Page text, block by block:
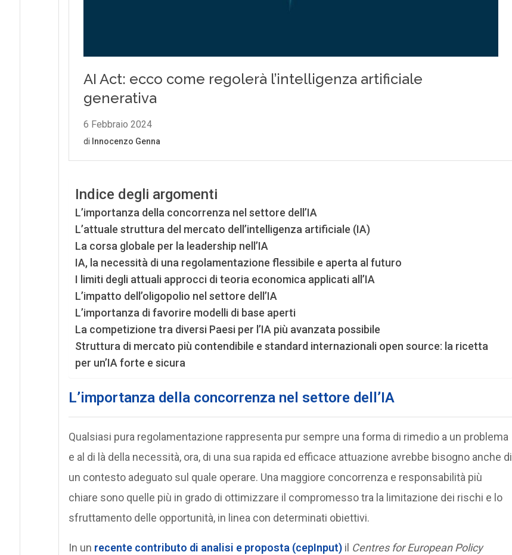
Indice degli argomenti
L’importanza della concorrenza nel settore dell’IA
L’attuale struttura del mercato dell’intelligenza artificiale (IA)
La corsa globale per la leadership nell’IA
IA, la necessità di una regolamentazione flessibile e aperta al futuro
I limiti degli attuali approcci di teoria economica applicati all’IA
L’impatto dell’oligopolio nel settore dell’IA
L’importanza di favorire modelli di base aperti
La competizione tra diversi Paesi per l’IA più avanzata possibile
Struttura di mercato più contendibile e standard internazionali open source: la ricetta
per un’IA forte e sicura
L’importanza della concorrenza nel settore dell’IA
Qualsiasi pura regolamentazione rappresenta pur sempre una forma di rimedio a un problema
e al di là della necessità, ora, di una sua rapida ed efficace attuazione avrebbe bisogno anche di
un contesto adeguato sul quale operare. Una maggiore concorrenza e responsabilità più
chiare sono quelle più in grado di ottimizzare il compromesso tra la limitazione dei rischi e lo
sfruttamento delle opportunità, in linea con determinati obiettivi.
In un recente contributo di analisi e proposta (cepInput) il Centres for European Policy